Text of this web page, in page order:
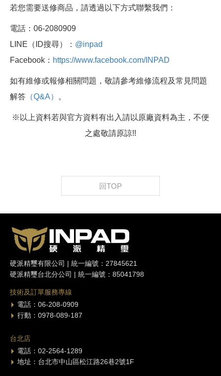
若您需要送修商品，請透過以下方式聯繫我們：
電話：06-2080909
LINE（ID搜尋）： @inpad
Facebook： https://www.facebook.com/INPAD
如有維修或報修相關問題，敬請參考維修流程及常見問題
解答 （Q&A） 。
※以上資料若與官方資料有出入請以原廠資料為主，不便
之處敬請原諒!!
回TOP
硬派精璽有限公司 | 統一編號：27845621
硬派精璽台北分公司 | 統一編號：85041798
技術及訂單服務專線
電話：06-208-0909
行動：0978-089-187
台北店
電話：02-2564-1289
地址：台北市中山區松江路26巷2號1F